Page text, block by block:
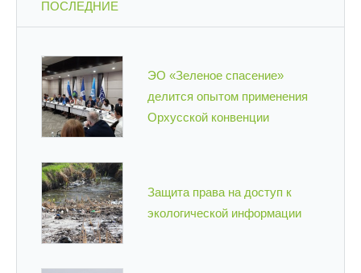
ПОСЛЕДНИЕ
ЭО «Зеленое спасение»
делится опытом применения
Орхусской конвенции
Защита права на доступ к
экологической информации